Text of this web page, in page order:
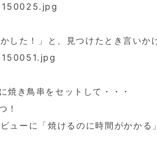
した！」と、見つけたとき言いか
焼き鳥串をセットして・・・
！
ューに「焼けるのに時間がかかる